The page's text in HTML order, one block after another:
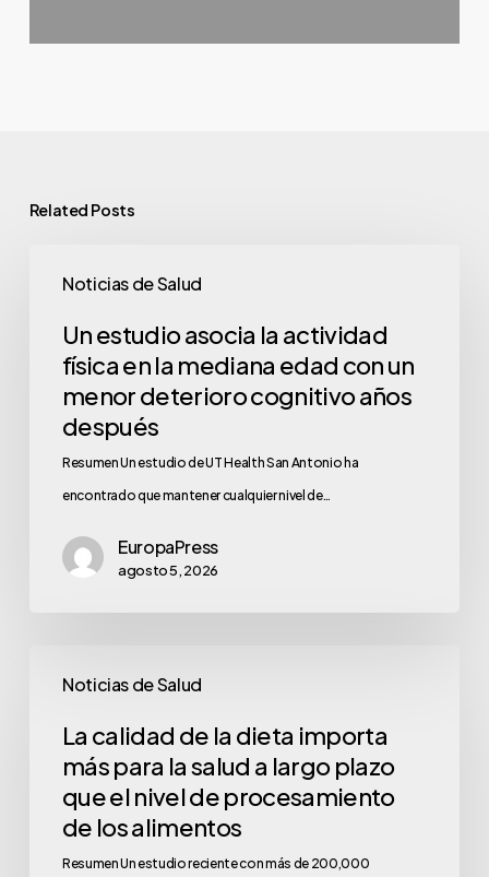
Related Posts
Noticias de Salud
Un estudio asocia la actividad
física en la mediana edad con un
menor deterioro cognitivo años
después
Resumen Un estudio de UT Health San Antonio ha
encontrado que mantener cualquier nivel de…
EuropaPress
agosto 5, 2026
Noticias de Salud
La calidad de la dieta importa
más para la salud a largo plazo
que el nivel de procesamiento
de los alimentos
Resumen Un estudio reciente con más de 200,000